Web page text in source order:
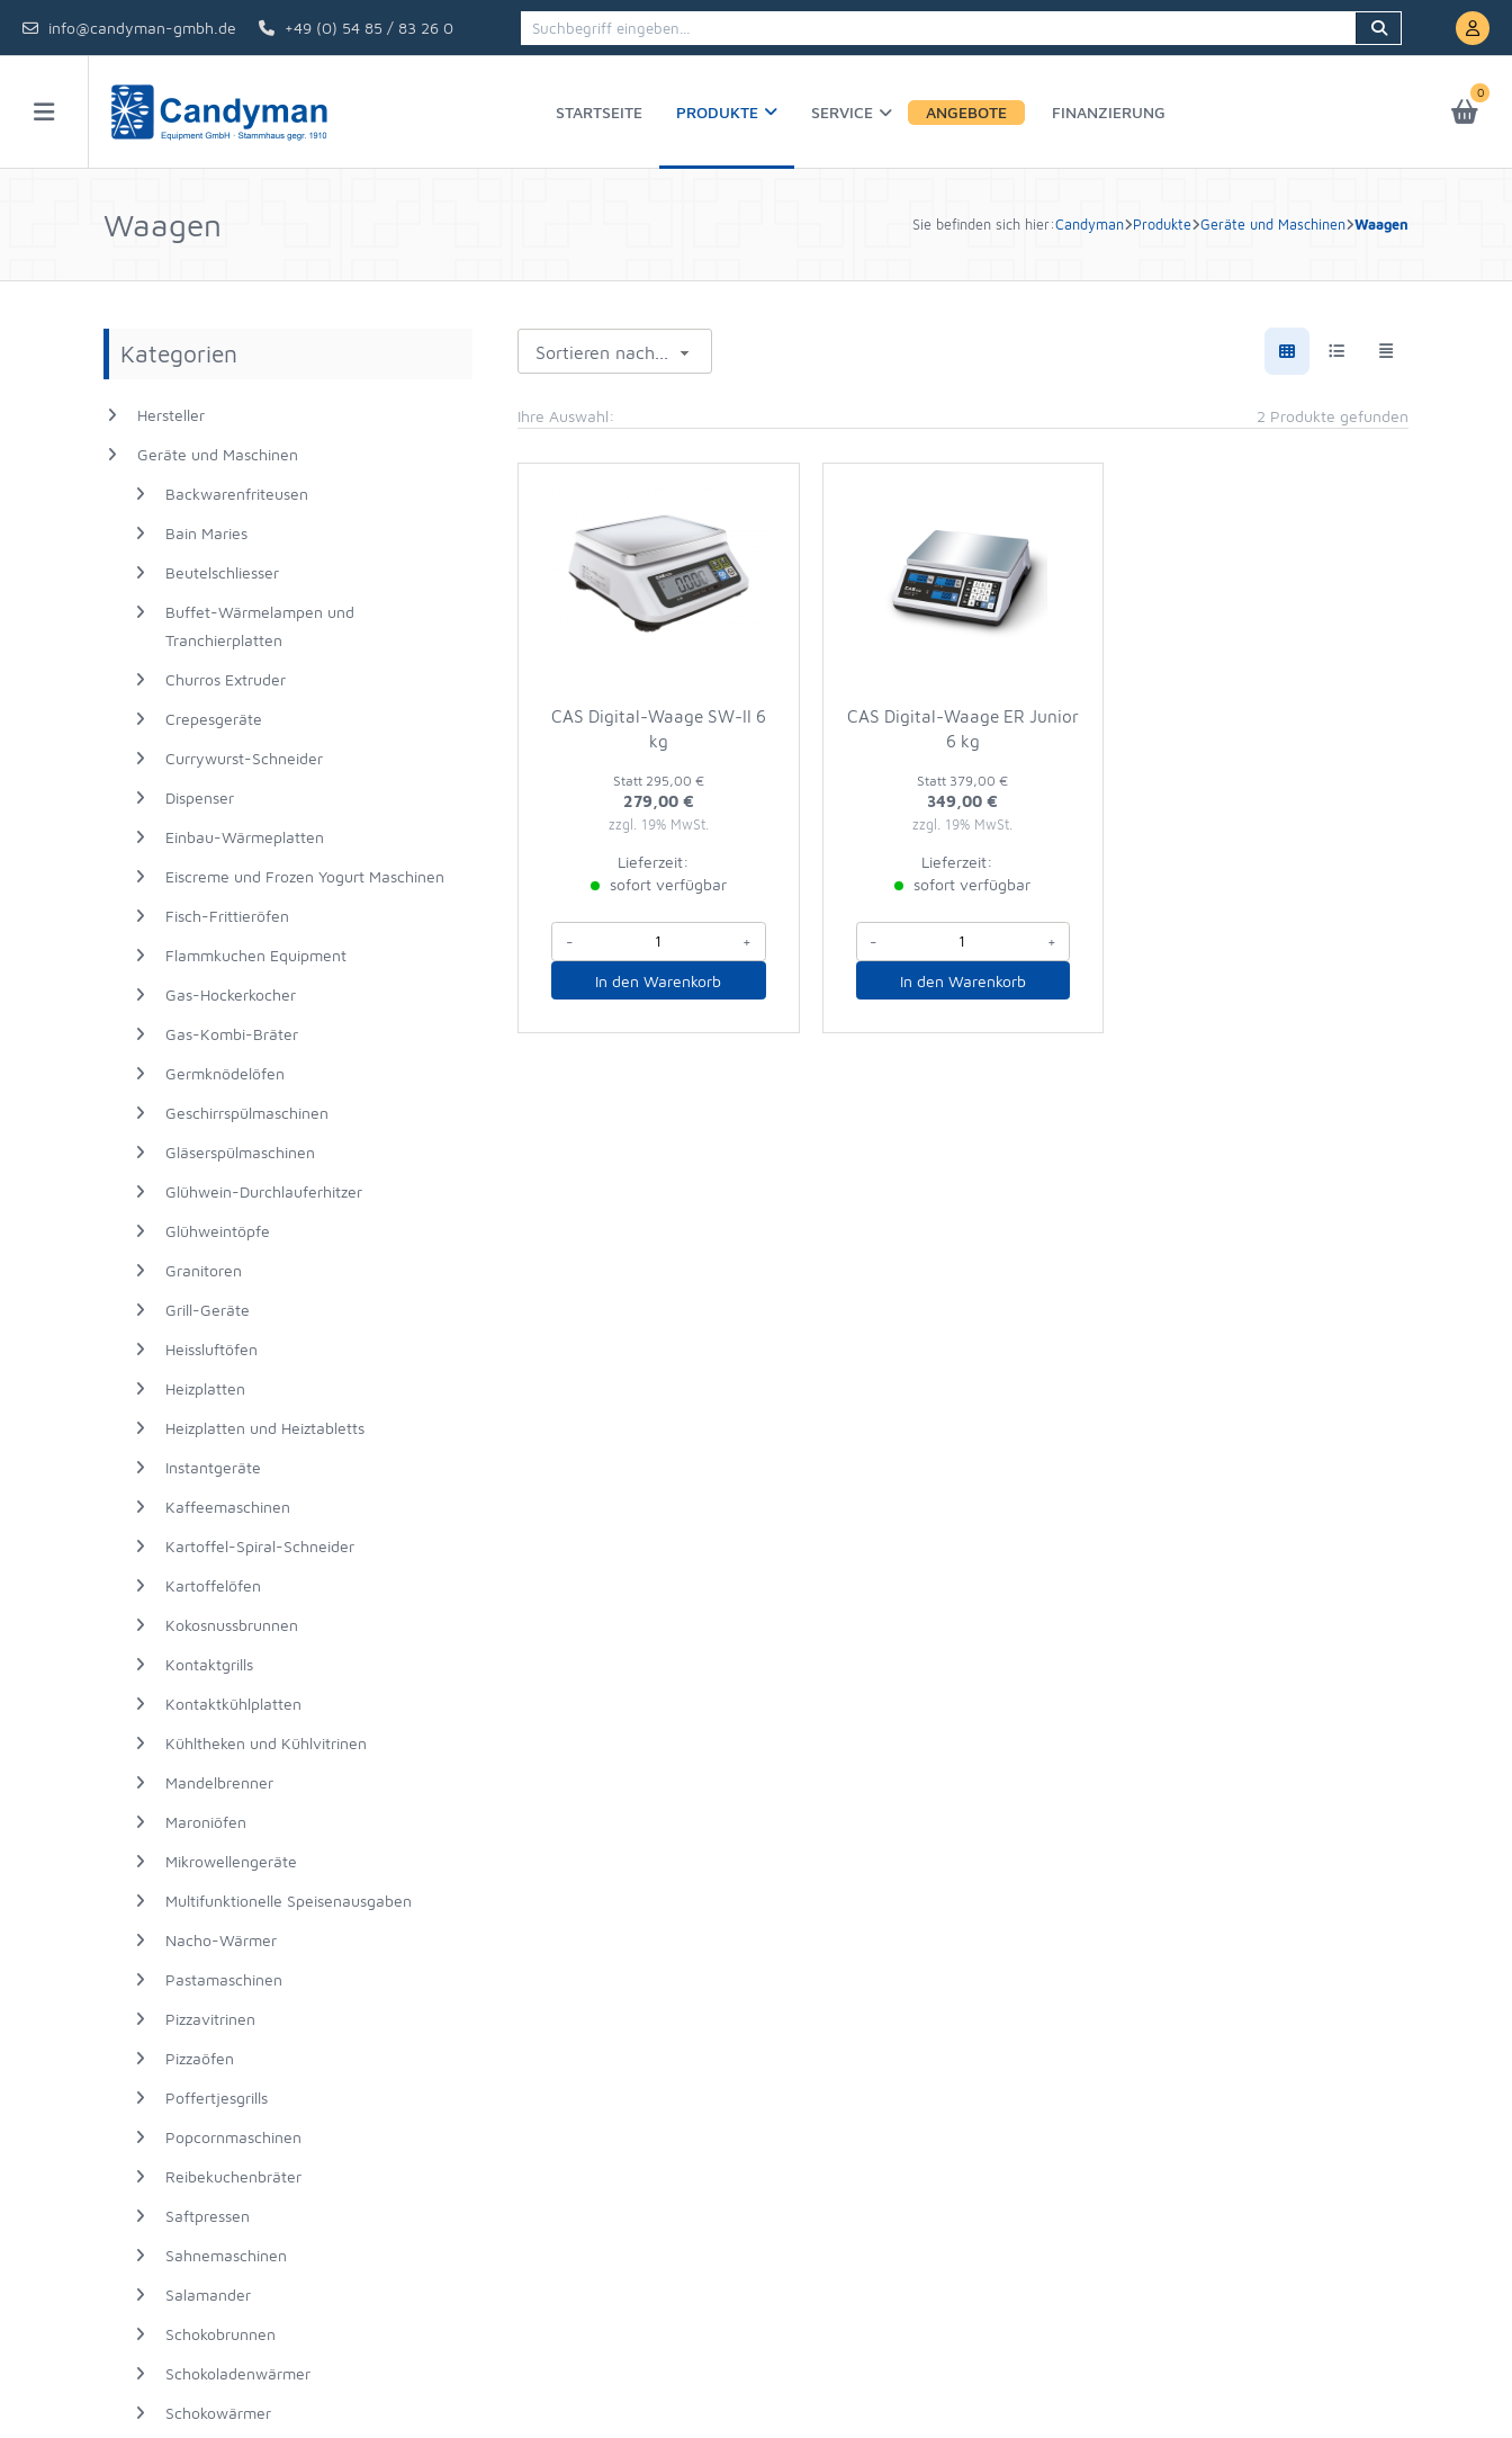
info@candyman-gmbh.de +49 (0) 54 85 / 83 26 0
STARTSEITE PRODUKTE SERVICE ANGEBOTE FINANZIERUNG
0
Waagen Sie befinden sich hier:Candyman Produkte Geräte und Maschinen Waagen
Kategorien
Hersteller
Geräte und Maschinen
Backwarenfriteusen
Bain Maries
Beutelschliesser
Buffet-Wärmelampen und
Tranchierplatten
Churros Extruder
Crepesgeräte
Currywurst-Schneider
Dispenser
Einbau-Wärmeplatten
Eiscreme und Frozen Yogurt Maschinen
Fisch-Frittieröfen
Flammkuchen Equipment
Gas-Hockerkocher
Gas-Kombi-Bräter
Germknödelöfen
Geschirrspülmaschinen
Gläserspülmaschinen
Glühwein-Durchlauferhitzer
Glühweintöpfe
Granitoren
Grill-Geräte
Heissluftöfen
Heizplatten
Heizplatten und Heiztabletts
Instantgeräte
Kaffeemaschinen
Kartoffel-Spiral-Schneider
Kartoffelöfen
Kokosnussbrunnen
Kontaktgrills
Kontaktkühlplatten
Kühltheken und Kühlvitrinen
Mandelbrenner
Maroniöfen
Mikrowellengeräte
Multifunktionelle Speisenausgaben
Nacho-Wärmer
Pastamaschinen
Pizzavitrinen
Pizzaöfen
Poffertjesgrills
Popcornmaschinen
Reibekuchenbräter
Saftpressen
Sahnemaschinen
Salamander
Schokobrunnen
Schokoladenwärmer
Schokowärmer
Sortieren nach...
Ihre Auswahl: 2 Produkte gefunden
CAS Digital-Waage SW-II 6
kg
Statt 295,00 €
279,00 €
zzgl. 19% MwSt.
Lieferzeit:
sofort verfügbar
- +
In den Warenkorb
CAS Digital-Waage ER Junior
6 kg
Statt 379,00 €
349,00 €
zzgl. 19% MwSt.
Lieferzeit:
sofort verfügbar
- +
In den Warenkorb